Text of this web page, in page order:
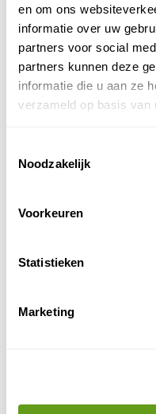
en om ons
informatie over uw
partners voor social
partners kunnen deze
informatie die u aan ze
verzameld op basis van
Noodzakelijk
Voorkeuren
Statistieken
Marketing
Hoewel het soms nog
een prachtige periode
Abel